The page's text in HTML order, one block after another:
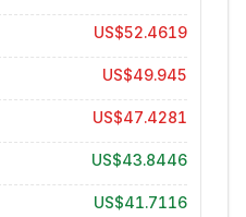
US$52.4619
US$49.945
US$47.4281
US$43.8446
US$41.7116